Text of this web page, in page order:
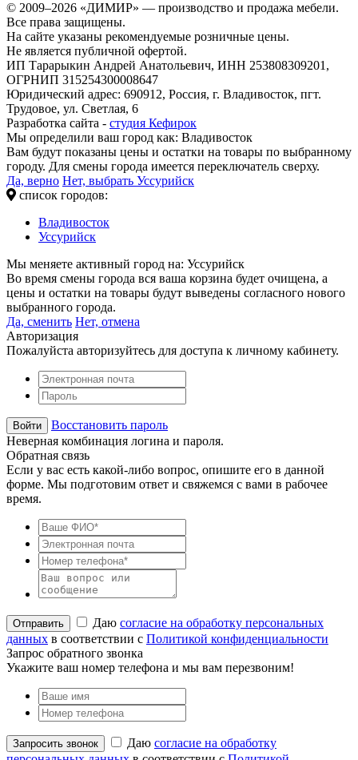
© 2009–2026 «ДИМИР» — производство и продажа мебели.
Все права защищены.
На сайте указаны рекомендуемые розничные цены.
Не является публичной офертой.
ИП Тарарыкин Андрей Анатольевич, ИНН 253808309201,
ОГРНИП 315254300008647
Юридический адрес: 690912, Россия, г. Владивосток, пгт.
Трудовое, ул. Светлая, 6
Разработка сайта - студия Кефирок
Мы определили ваш город как: Владивосток
Вам будут показаны цены и остатки на товары по выбранному
городу. Для смены города имеется переключатель сверху.
Да, верно Нет, выбрать Уссурийск
список городов:
Владивосток
Уссурийск
Мы меняете активный город на: Уссурийск
Во время смены города вся ваша корзина будет очищена, а
цены и остатки на товары будут выведены согласного нового
выбранного города.
Да, сменить Нет, отмена
Авторизация
Пожалуйста авторизуйтесь для доступа к личному кабинету.
Восстановить пароль
Неверная комбинация логина и пароля.
Обратная связь
Если у вас есть какой-либо вопрос, опишите его в данной
форме. Мы подготовим ответ и свяжемся с вами в рабочее
время.
Даю согласие на обработку персональных
данных в соответствии с Политикой конфиденциальности
Запрос обратного звонка
Укажите ваш номер телефона и мы вам перезвоним!
Даю согласие на обработку